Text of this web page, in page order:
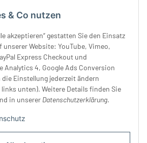
& Co nutzen
akzeptieren“ gestatten Sie den Einsatz
unserer Website: YouTube, Vimeo,
Express Checkout und
Analytics 4, Google Ads Conversion
Einstellung jederzeit ändern
unten). Weitere Details finden Sie
in unserer Datenschutzerklärung.
10 - 18 Uhr
10 - 14 Uhr